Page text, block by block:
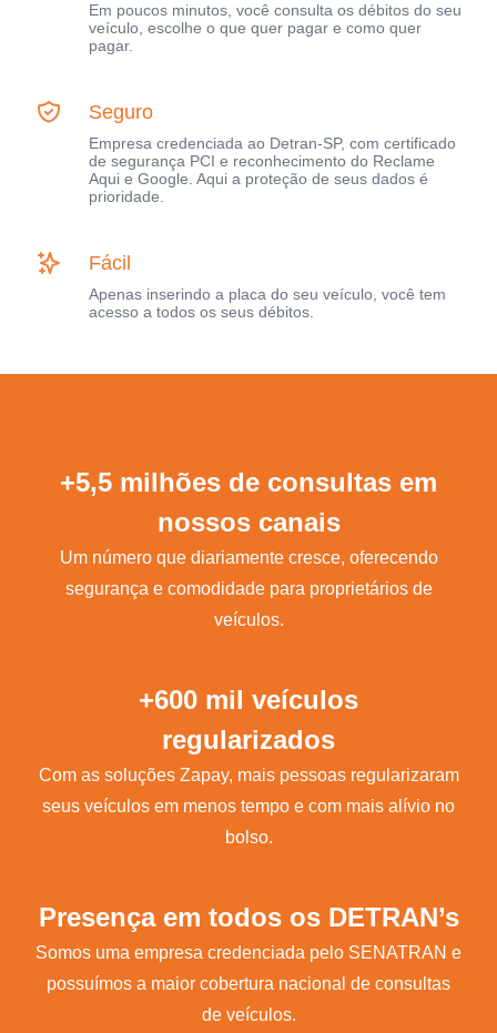
Em poucos minutos, você consulta os débitos do seu
veículo, escolhe o que quer pagar e como quer
pagar.
Seguro
Empresa credenciada ao Detran-SP, com certificado
de segurança PCI e reconhecimento do Reclame
Aqui e Google. Aqui a proteção de seus dados é
prioridade.
Fácil
Apenas inserindo a placa do seu veículo, você tem
acesso a todos os seus débitos.
+5,5 milhões de consultas em
nossos canais
Um número que diariamente cresce, oferecendo
segurança e comodidade para proprietários de
veículos.
+600 mil veículos
regularizados
Com as soluções Zapay, mais pessoas regularizaram
seus veículos em menos tempo e com mais alívio no
bolso.
Presença em todos os DETRAN’s
Somos uma empresa credenciada pelo SENATRAN e
possuímos a maior cobertura nacional de consultas
de veículos.